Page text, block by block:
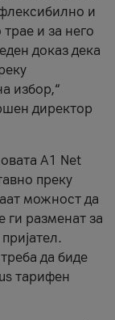
и
и за него
доказ дека
избор,“
директор
А1 Net
преку
можност да
ги разменат за
да биде
тарифен